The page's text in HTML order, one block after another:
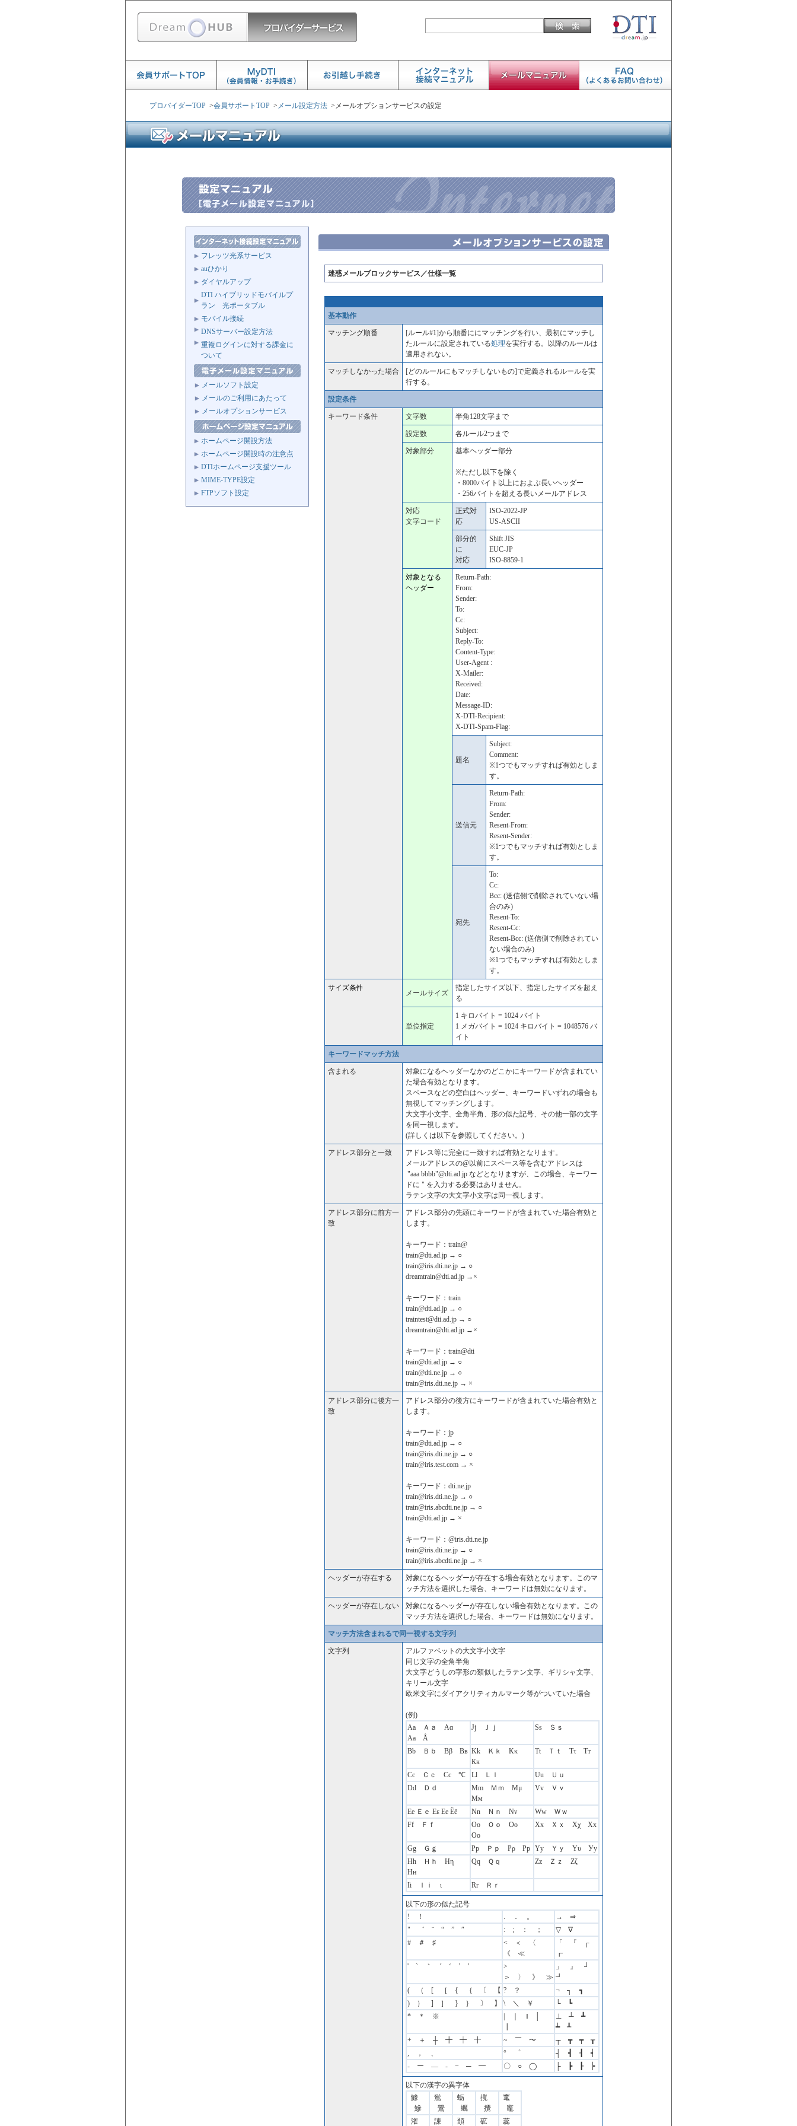
プロバイダーTOP >会員サポートTOP > メール設定方法 > メールオプションサービスの設定
フレッツ光系サービス
auひかり
ダイヤルアップ
DTI ハイブリッドモバイルプ
ラン 光ポータブル
モバイル接続
DNSサーバー設定方法
重複ログインに対する課金に
ついて
メールソフト設定
メールのご利用にあたって
メールオプションサービス
ホームページ開設方法
ホームページ開設時の注意点
DTIホームページ支援ツール
MIME-TYPE設定
FTPソフト設定
迷惑メールブロックサービス／仕様一覧
基本動作
マッチング順番
[ルール#1]から順番ににマッチングを行い、最初にマッチし
たルールに設定されている処理を実行する。以降のルールは
適用されない。
マッチしなかった場合
[どのルールにもマッチしないもの]で定義されるルールを実
行する。
設定条件
キーワード条件 文字数 半角128文字まで
設定数 各ルール2つまで
対象部分 基本ヘッダー部分
※ただし以下を除く
・8000バイト以上におよぶ長いヘッダー
・256バイトを超える長いメールアドレス
対応
文字コード
正式対
応
ISO-2022-JP
US-ASCII
部分的
に
対応
Shift JIS
EUC-JP
ISO-8859-1
対象となる
ヘッダー
Return-Path:
From:
Sender:
To:
Cc:
Subject:
Reply-To:
Content-Type:
User-Agent :
X-Mailer:
Received:
Date:
Message-ID:
X-DTI-Recipient:
X-DTI-Spam-Flag:
題名
Subject:
Comment:
※1つでもマッチすれば有効としま
す。
送信元
Return-Path:
From:
Sender:
Resent-From:
Resent-Sender:
※1つでもマッチすれば有効としま
す。
宛先
To:
Cc:
Bcc: (送信側で削除されていない場
合のみ)
Resent-To:
Resent-Cc:
Resent-Bcc: (送信側で削除されてい
ない場合のみ)
※1つでもマッチすれば有効としま
す。
サイズ条件
メールサイズ
指定したサイズ以下、指定したサイズを超え
る
単位指定
1 キロバイト = 1024 バイト
1 メガバイト = 1024 キロバイト = 1048576 バ
イト
キーワードマッチ方法
含まれる
対象になるヘッダーなかのどこかにキーワードが含まれてい
た場合有効となります。
スペースなどの空白はヘッダー、キーワードいずれの場合も
無視してマッチングします。
大文字小文字、全角半角、形の似た記号、その他一部の文字
を同一視します。
(詳しくは以下を参照してください。)
アドレス部分と一致
アドレス等に完全に一致すれば有効となります。
メールアドレスの@以前にスペース等を含むアドレスは
"aaa bbbb"@dti.ad.jp などとなりますが、この場合、キーワー
ドに " を入力する必要はありません。
ラテン文字の大文字小文字は同一視します。
アドレス部分に前方一
致
アドレス部分の先頭にキーワードが含まれていた場合有効と
します。
キーワード：train@
train@dti.ad.jp → ○
train@iris.dti.ne.jp → ○
dreamtrain@dti.ad.jp →×
キーワード：train
train@dti.ad.jp → ○
traintest@dti.ad.jp → ○
dreamtrain@dti.ad.jp →×
キーワード：train@dti
train@dti.ad.jp → ○
train@dti.ne.jp → ○
train@iris.dti.ne.jp → ×
アドレス部分に後方一
致
アドレス部分の後方にキーワードが含まれていた場合有効と
します。
キーワード：jp
train@dti.ad.jp → ○
train@iris.dti.ne.jp → ○
train@iris.test.com → ×
キーワード：dti.ne.jp
train@iris.dti.ne.jp → ○
train@iris.abcdti.ne.jp → ○
train@dti.ad.jp → ×
キーワード：@iris.dti.ne.jp
train@iris.dti.ne.jp → ○
train@iris.abcdti.ne.jp → ×
ヘッダーが存在する
対象になるヘッダーが存在する場合有効となります。このマ
ッチ方法を選択した場合、キーワードは無効になります。
ヘッダーが存在しない
対象になるヘッダーが存在しない場合有効となります。この
マッチ方法を選択した場合、キーワードは無効になります。
マッチ方法含まれるで同一視する文字列
文字列
アルファベットの大文字小文字
同じ文字の全角半角
大文字どうしの字形の類似したラテン文字、ギリシャ文字、
キリール文字
欧米文字にダイアクリティカルマーク等がついていた場合
(例)
Aa Ａａ Αα
Аа Å
Jj Ｊｊ Ss Ｓｓ
Bb Ｂｂ Ββ Вв Kk Ｋｋ Κκ
Кк
Tt Ｔｔ Ττ Тт
Cc Ｃｃ Сс ℃ Ll Ｌｌ
Uu Ｕｕ
Dd Ｄｄ
Mm Ｍｍ Μμ
Мм
Vv Ｖｖ
Ee Ｅｅ Εε Ее Ёё Nn Ｎｎ Νν
Ww Ｗｗ
Ff Ｆｆ
Oo Ｏｏ Οо
Оο
Xx Ｘｘ Χχ Хх
Gg Ｇｇ Pp Ｐｐ Ρρ Рр Yy Ｙｙ Υυ Уу
Hh Ｈｈ Ηη
Нн
Qq Ｑｑ Zz Ｚｚ Ζζ
Ii Ｉｉ ι Rr Ｒｒ
以下の形の似た記号
! ！
. ． 。
→ ⇒
" ゛ ¨ “ ” ″
: ; ： ；
▽ ∇
# ＃ ♯
< ＜ 〈
《 ≪
「 『 ┌
┏
' ` ｀ ´ ‘ ’ ′
>
＞ 〉 》 ≫
」 』 ┘
┛
( （ [ ［ { ｛ 〔 【 ? ？
¬ ┐ ┓
) ） ] ］ } ｝ 〕 】
\ ＼ ￥
└ ┗
* ＊ ※
| ｜ ‖ │
⊥ ┴ ┻
┷ ┸
+ ＋ ┼ ╋ ┿ ╂
~ ￣ 〜
┬ ┳ ┯ ┰
, ， 、
° ゜
┤ ┫ ┨ ┥
- ー — ‐ − ─ ━
〇 ○ ◯ ├ ┣ ┠ ┝
以下の漢字の異字体
鯵
鰺
鴬
鶯
蛎
蠣
撹
攪
竃
竈
潅
諌 頚 砿 蕊